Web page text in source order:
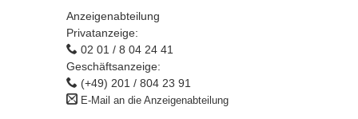
Anzeigenabteilung
Privatanzeige:
02 01 / 8 04 24 41
Geschäftsanzeige:
(+49) 201 / 804 23 91
E-Mail an die Anzeigenabteilung